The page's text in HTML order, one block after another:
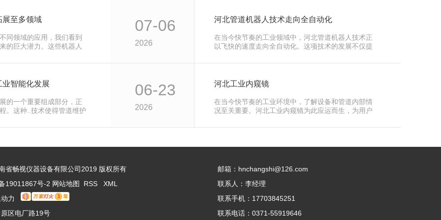
展至多领域
同领域的应用，我们看到
的巨大潜力。这些机器人
07-06
2026
河北管道机器人技术走向全自动化
在当今快节奏的工业领域中，河北管道机器人技术正
以飞快的速度走向全自动化。这项技术的发展不仅提
智能化发展
的一个重要组成部分，正
。这种..技术使得管道维护
06-23
2026
河北工业内窥镜
在当今快节奏的工业环境中，了解设备和管道内部情
况至关重要。河北工业内窥镜为此应运而生，为用户
省畅视仪器设备有限公司2019 版权所有
19011867号-2 网站地图 RSS
XML
力
区电厂路19号
邮箱：hnchangshi@126.com
联系人：李经理
联系手机：17703845251
联系电话：0371-55919646